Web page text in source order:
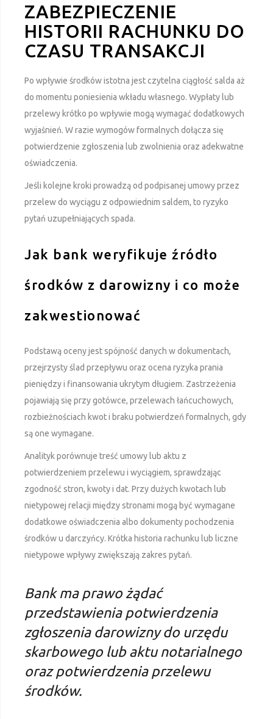
ZABEZPIECZENIE
HISTORII RACHUNKU DO
CZASU TRANSAKCJI
Po wpływie środków istotna jest czytelna ciągłość salda aż
do momentu poniesienia wkładu własnego. Wypłaty lub
przelewy krótko po wpływie mogą wymagać dodatkowych
wyjaśnień. W razie wymogów formalnych dołącza się
potwierdzenie zgłoszenia lub zwolnienia oraz adekwatne
oświadczenia.
Jeśli kolejne kroki prowadzą od podpisanej umowy przez
przelew do wyciągu z odpowiednim saldem, to ryzyko
pytań uzupełniających spada.
Jak bank weryfikuje źródło
środków z darowizny i co może
zakwestionować
Podstawą oceny jest spójność danych w dokumentach,
przejrzysty ślad przepływu oraz ocena ryzyka prania
pieniędzy i finansowania ukrytym długiem. Zastrzeżenia
pojawiają się przy gotówce, przelewach łańcuchowych,
rozbieżnościach kwot i braku potwierdzeń formalnych, gdy
są one wymagane.
Analityk porównuje treść umowy lub aktu z
potwierdzeniem przelewu i wyciągiem, sprawdzając
zgodność stron, kwoty i dat. Przy dużych kwotach lub
nietypowej relacji między stronami mogą być wymagane
dodatkowe oświadczenia albo dokumenty pochodzenia
środków u darczyńcy. Krótka historia rachunku lub liczne
nietypowe wpływy zwiększają zakres pytań.
Bank ma prawo żądać
przedstawienia potwierdzenia
zgłoszenia darowizny do urzędu
skarbowego lub aktu notarialnego
oraz potwierdzenia przelewu
środków.